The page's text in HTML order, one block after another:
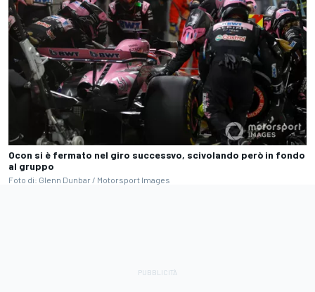
Ocon si è fermato nel giro successvo, scivolando però in fondo
al gruppo
Foto di: Glenn Dunbar / Motorsport Images